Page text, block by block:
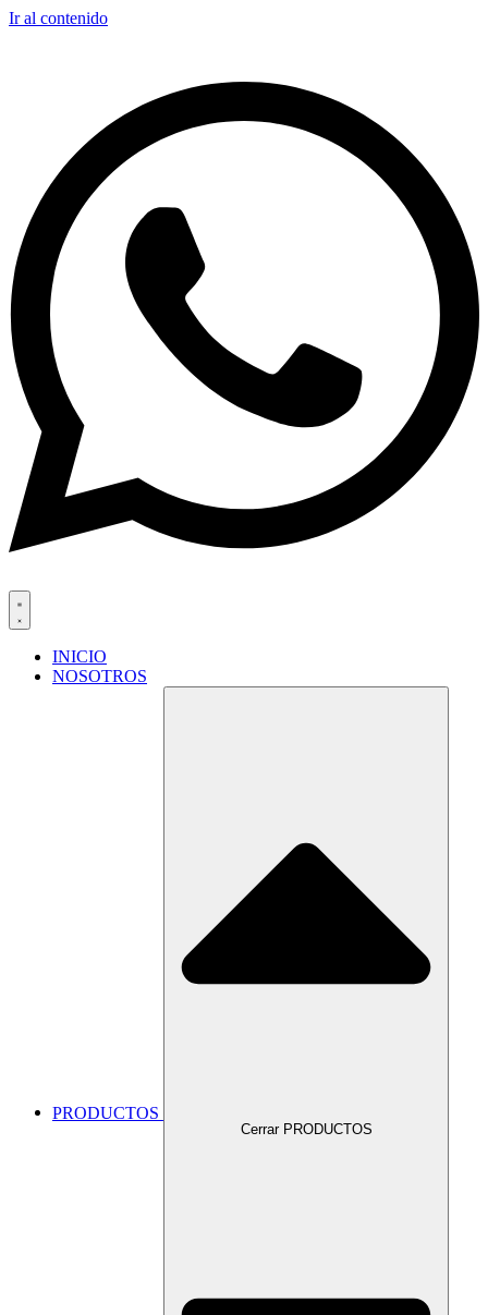
Ir al contenido
INICIO
NOSOTROS
PRODUCTOS
Cerrar PRODUCTOS